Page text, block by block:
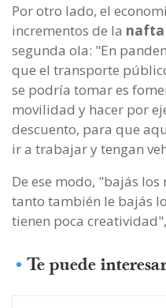
Por otro lado, el
incrementos de la nafta
segunda ola: "En
que el transporte
se podría tomar es
movilidad y hacer por
descuento, para que
ir a trabajar y tengan
De ese modo, "bajás
tanto también le bajás
tienen poca
Te puede